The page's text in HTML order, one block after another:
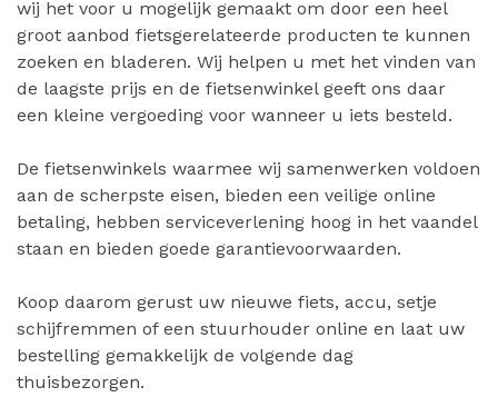
wij het voor u mogelijk gemaakt om door een heel
groot aanbod fietsgerelateerde producten te kunnen
zoeken en bladeren. Wij helpen u met het vinden van
de laagste prijs en de fietsenwinkel geeft ons daar
een kleine vergoeding voor wanneer u iets besteld.
De fietsenwinkels waarmee wij samenwerken voldoen
aan de scherpste eisen, bieden een veilige online
betaling, hebben serviceverlening hoog in het vaandel
staan en bieden goede garantievoorwaarden.
Koop daarom gerust uw nieuwe fiets, accu, setje
schijfremmen of een stuurhouder online en laat uw
bestelling gemakkelijk de volgende dag
thuisbezorgen.